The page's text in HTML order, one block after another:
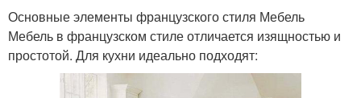
Основные элементы французского стиля Мебель
Мебель в французском стиле отличается изящностью и
простотой. Для кухни идеально подходят: